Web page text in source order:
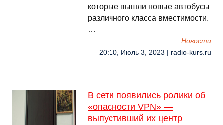
которые вышли новые автобусы
различного класса вместимости.
…
Новости
20:10, Июль 3, 2023 | radio-kurs.ru
В сети появились ролики об
«опасности VPN» —
выпустивший их центр